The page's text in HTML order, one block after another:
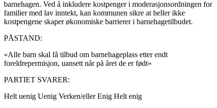
barnehagen. Ved å inkludere kostpenger i moderasjonsordningen for
familier med lav inntekt, kan kommunen sikre at heller ikke
kostpengene skaper økonomiske barrierer i barnehagetilbudet.
PÅSTAND:
«Alle barn skal få tilbud om barnehageplass etter endt
foreldrepermisjon, uansett når på året de er født»
PARTIET SVARER:
Helt uenig Uenig Verken/ellerEnig Helt enig